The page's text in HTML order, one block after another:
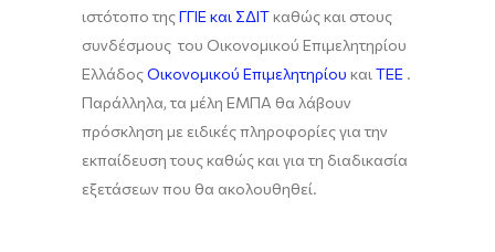
ιστότοπο τηςΓΓΙΕ και ΣΔΙΤκαθώς και στους
συνδέσμους του Οικονομικού Επιμελητηρίου
ΕλλάδοςΟικονομικού Επιμελητηρίου και ΤΕΕ .
Παράλληλα, τα μέλη ΕΜΠΑ θα λάβουν
πρόσκληση με ειδικές πληροφορίες για την
εκπαίδευση τους καθώς και για τη διαδικασία
εξετάσεων που θα ακολουθηθεί.